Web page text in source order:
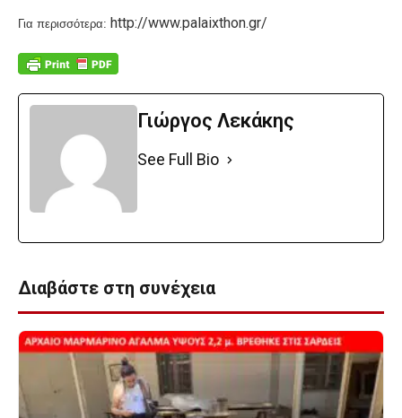
Για περισσότερα: http://www.palaixthon.gr/
Γιώργος Λεκάκης
See Full Bio
Διαβάστε στη συνέχεια